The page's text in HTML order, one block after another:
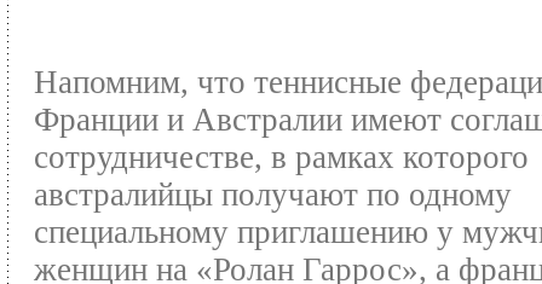
Напомним, что теннисные
Франции и Австралии имеют
сотрудничестве, в рамках которого
австралийцы получают по одному
специальному приглашению у
женщин на «Ролан Гаррос», а